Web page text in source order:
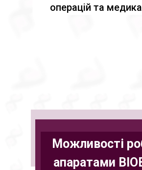
операцій та
Можливості
апаратами